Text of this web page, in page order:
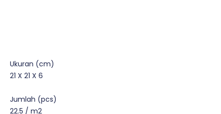
Ukuran (cm)
21 X 21 X 6
Jumlah (pcs)
22.5 / m2